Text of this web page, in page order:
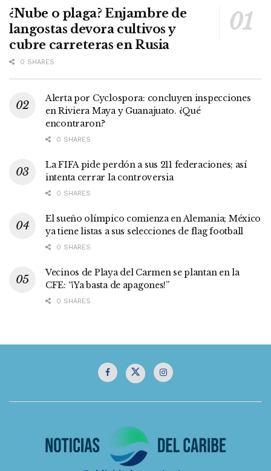
¿Nube o plaga? Enjambre de
langostas devora cultivos y
cubre carreteras en Rusia
0 SHARES
Alerta por Cyclospora: concluyen inspecciones
en Riviera Maya y Guanajuato. ¿Qué
encontraron?
0 SHARES
La FIFA pide perdón a sus 211 federaciones; así
intenta cerrar la controversia
0 SHARES
El sueño olímpico comienza en Alemania; México
ya tiene listas a sus selecciones de flag football
0 SHARES
Vecinos de Playa del Carmen se plantan en la
CFE: “¡Ya basta de apagones!”
0 SHARES